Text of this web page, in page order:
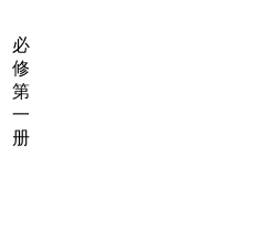
必
修
第
一
册